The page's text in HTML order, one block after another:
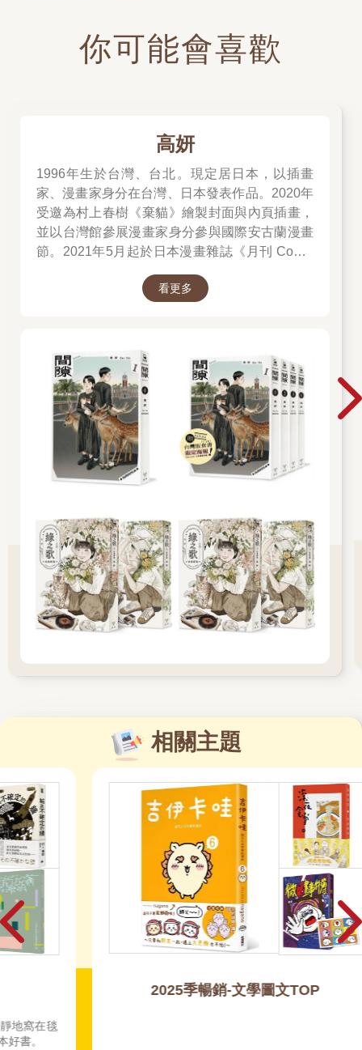
你可能會喜歡
高妍
1996年生於台灣、台北。現定居日本，以插畫
家、漫畫家身分在台灣、日本發表作品。2020年
受邀為村上春樹《棄貓》繪製封面與內頁插畫，
並以台灣館參展漫畫家身分參與國際安古蘭漫畫
節。2021年5月起於日本漫畫雜誌《月刊 Comic
Beam》初次連載作品《綠之歌-收集群風-》，並
於2022年5月於台日同步發行單行本，爾後獲得
等肯定。2023年4月起再度於《月刊 Comic
Beam》連載新作《間隙》。
看更多
相關主題
2025季暢銷-文學圖文TOP